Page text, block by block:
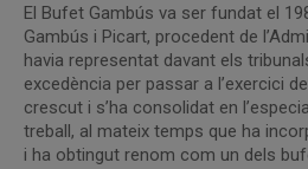
El Bufet Gambús va ser fundat el
Gambús i Picart, procedent de
havia representat davant els
excedència per passar a l’exercici
crescut i s’ha consolidat en
treball, al mateix temps que ha
i ha obtingut renom com un dels